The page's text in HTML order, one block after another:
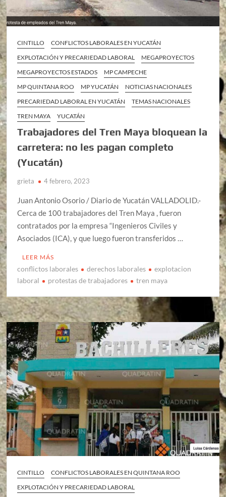
CINTILLO
CONFLICTOS LABORALES EN YUCATÁN
EXPLOTACIÓN Y PRECARIEDAD LABORAL
MEGAPROYECTOS
MEGAPROYECTOS ESTADOS
MP CAMPECHE
MP QUINTANA ROO
MP YUCATÁN
NOTICIAS NACIONALES
PRECARIEDAD LABORAL EN YUCATÁN
TEMAS NACIONALES
TREN MAYA
YUCATÁN
Trabajadores del Tren Maya bloquean la
carretera: no les pagan completo
(Yucatán)
grieta 4 febrero, 2023
Juan Antonio Osorio / Diario de Yucatán VALLADOLID.-
Cerca de 100 trabajadores del Tren Maya , fueron
contratados por la empresa “Ingenieros Civiles y
Asociados (ICA), y que luego fueron transferidos …
LEER MÁS
conflictos laborales derechos laborales
explotacion
laboral
protestas de trabajadores tren maya
CINTILLO
CONFLICTOS LABORALES EN QUINTANA ROO
EXPLOTACIÓN Y PRECARIEDAD LABORAL